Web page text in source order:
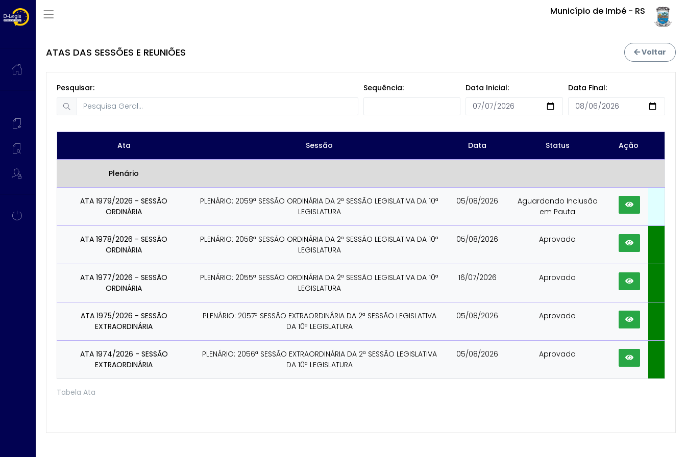
Município de Imbé - RS
ATAS DAS SESSÕES E REUNIÕES Voltar
Pesquisar: Sequência: Data Inicial: Data Final:
Tabela Ata
Ata Sessão Data Status Ação
Plenário
ATA 1979/2026 - SESSÃO
ORDINÁRIA
PLENÁRIO: 2059ª SESSÃO ORDINÁRIA DA 2ª SESSÃO LEGISLATIVA DA 10ª
LEGISLATURA
05/08/2026
Aguardando Inclusão
em Pauta
ATA 1978/2026 - SESSÃO
ORDINÁRIA
PLENÁRIO: 2058ª SESSÃO ORDINÁRIA DA 2ª SESSÃO LEGISLATIVA DA 10ª
LEGISLATURA
05/08/2026 Aprovado
ATA 1977/2026 - SESSÃO
ORDINÁRIA
PLENÁRIO: 2055ª SESSÃO ORDINÁRIA DA 2ª SESSÃO LEGISLATIVA DA 10ª
LEGISLATURA
16/07/2026 Aprovado
ATA 1975/2026 - SESSÃO
EXTRAORDINÁRIA
PLENÁRIO: 2057ª SESSÃO EXTRAORDINÁRIA DA 2ª SESSÃO LEGISLATIVA
DA 10ª LEGISLATURA
05/08/2026 Aprovado
ATA 1974/2026 - SESSÃO
EXTRAORDINÁRIA
PLENÁRIO: 2056ª SESSÃO EXTRAORDINÁRIA DA 2ª SESSÃO LEGISLATIVA
DA 10ª LEGISLATURA
05/08/2026 Aprovado